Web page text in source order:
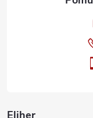
Eliher